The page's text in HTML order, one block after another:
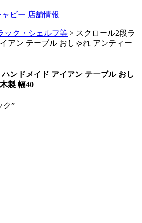
ビー 店舗情報
ック・シェルフ等 > スクロール2段ラ
アン テーブル おしゃれ アンティー
ンドメイド アイアン テーブル おし
製 幅40